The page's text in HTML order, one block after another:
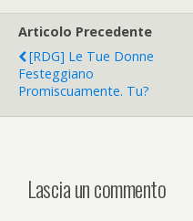
Articolo Precedente
[RDG] Le Tue Donne
Festeggiano
Promiscuamente. Tu?
Lascia un commento